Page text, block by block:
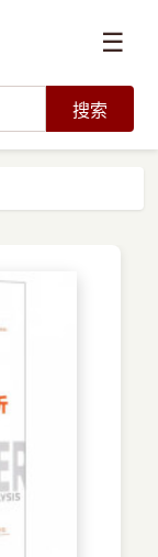
☰
搜索